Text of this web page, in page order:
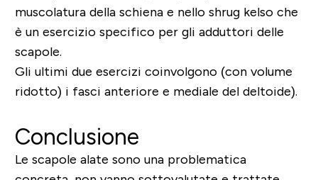
muscolatura della schiena e nello shrug kelso che
è un esercizio specifico per gli adduttori delle
scapole.
Gli ultimi due esercizi coinvolgono (con volume
ridotto) i fasci anteriore e mediale del deltoide).
Conclusione
Le scapole alate sono una problematica